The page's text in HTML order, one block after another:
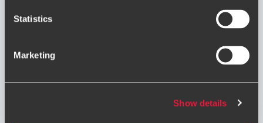
Statistics
Marketing
Show details
Proizvodne dejavnosti